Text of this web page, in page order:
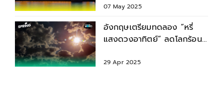
07 May 2025
อังกฤษเตรียมทดลอง “หรี่
แสงดวงอาทิตย์” ลดโลกร้อน
29 Apr 2025